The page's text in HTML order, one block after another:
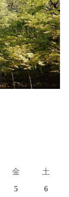
金
土
5
6